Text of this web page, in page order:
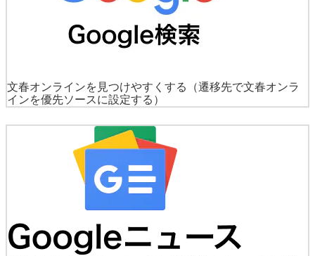
文春オンラインを見つけやすくする
（遷移先で文春オンラ
インを優先ソースに設定する）